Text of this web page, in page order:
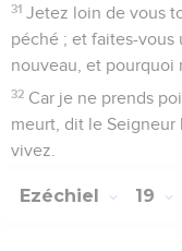
31 Jetez loin de vous
péché ; et faites-vous
nouveau, et pourquoi
32 Car je ne prends
meurt, dit le Seigneur
vivez.
Ezéchiel 19